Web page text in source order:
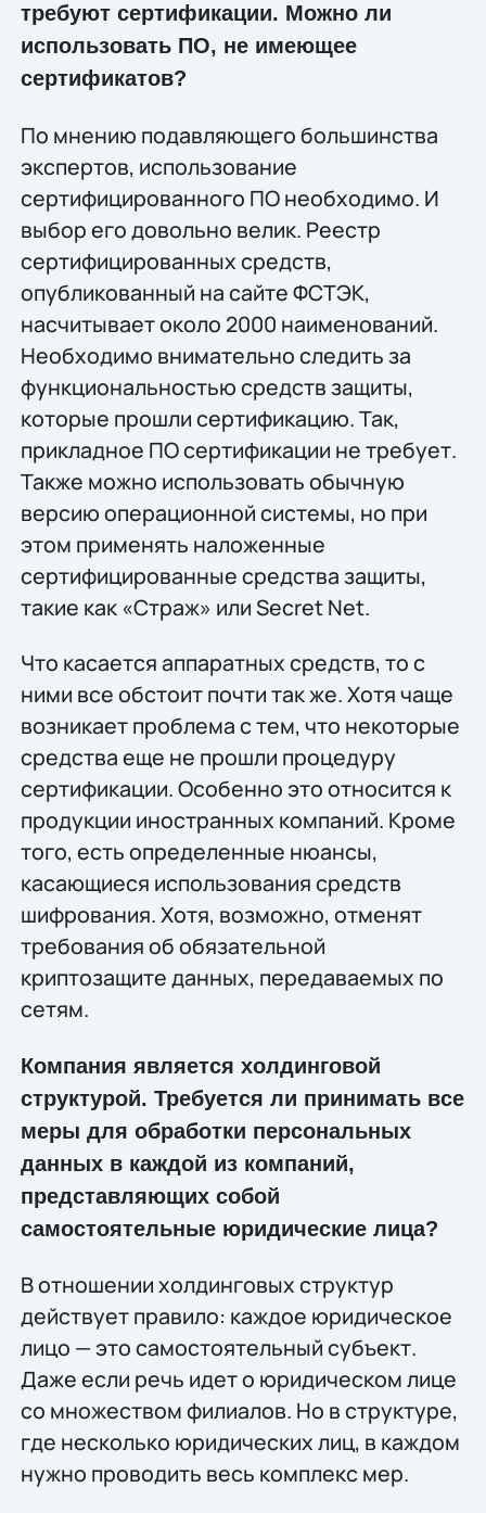
требуют сертификации. Можно ли
использовать ПО, не имеющее
сертификатов?
По мнению подавляющего большинства
экспертов, использование
сертифицированного ПО необходимо. И
выбор его довольно велик. Реестр
сертифицированных средств,
опубликованный на сайте ФСТЭК,
насчитывает около 2000 наименований.
Необходимо внимательно следить за
функциональностью средств защиты,
которые прошли сертификацию. Так,
прикладное ПО сертификации не требует.
Также можно использовать обычную
версию операционной системы, но при
этом применять наложенные
сертифицированные средства защиты,
такие как «Страж» или Secret Net.
Что касается аппаратных средств, то с
ними все обстоит почти так же. Хотя чаще
возникает проблема с тем, что некоторые
средства еще не прошли процедуру
сертификации. Особенно это относится к
продукции иностранных компаний. Кроме
того, есть определенные нюансы,
касающиеся использования средств
шифрования. Хотя, возможно, отменят
требования об обязательной
криптозащите данных, передаваемых по
сетям.
Компания является холдинговой
структурой. Требуется ли принимать все
меры для обработки персональных
данных в каждой из компаний,
представляющих собой
самостоятельные юридические лица?
В отношении холдинговых структур
действует правило: каждое юридическое
лицо — это самостоятельный субъект.
Даже если речь идет о юридическом лице
со множеством филиалов. Но в структуре,
где несколько юридических лиц, в каждом
нужно проводить весь комплекс мер.